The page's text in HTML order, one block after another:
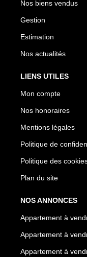
Nos biens vendus
Gestion
Estimation
Nos actualités
LIENS UTILES
Mon compte
Nos honoraires
Mentions légales
Politique de
Politique des
Plan du site
NOS ANNONCES
Appartement à
Appartement à
Appartement à